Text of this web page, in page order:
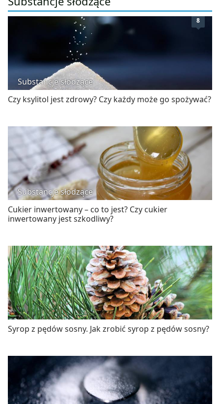
8
Substancje słodzące
Czy ksylitol jest zdrowy? Czy każdy może go spożywać?
Substancje słodzące
Cukier inwertowany – co to jest? Czy cukier
inwertowany jest szkodliwy?
Syrop z pędów sosny. Jak zrobić syrop z pędów sosny?